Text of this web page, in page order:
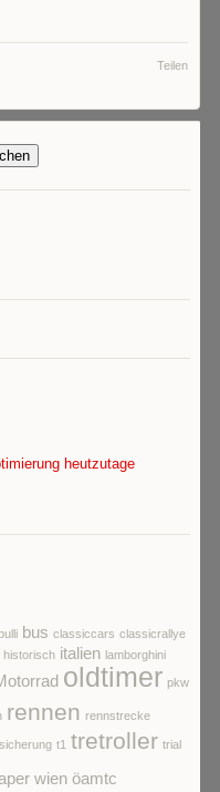
Teilen
heutzutage
bulli bus classiccars classicrallye
historisch italien lamborghini
oldtimer pkw
rennen rennstrecke
sicherung t1 tretroller trial
wien öamtc